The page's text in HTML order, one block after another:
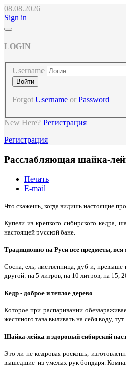
08.08.2026
Sign in
LOGIN
Username
Forgot Username or Password
New Here? Регистрация
Регистрация
Расслабляющая шайка-
Печать
E-mail
Что скажешь, когда видишь настоящие
Купели из крепкого сибирского кедра,
настоящей русской бане.
Традиционно на Руси все предметы, вся
Сосна, ель, лиственница, дуб и, превыше
другой: на 5 литров, на 10 литров, на
Кедр - доброе и теплое дерево
Которое при распаривании
жестяного таза выливать на себя воду,
Шайка-лейка и здоровый сибирский
Это ли не кедровая роскошь,
вышедшие из умелых рук бондаря.